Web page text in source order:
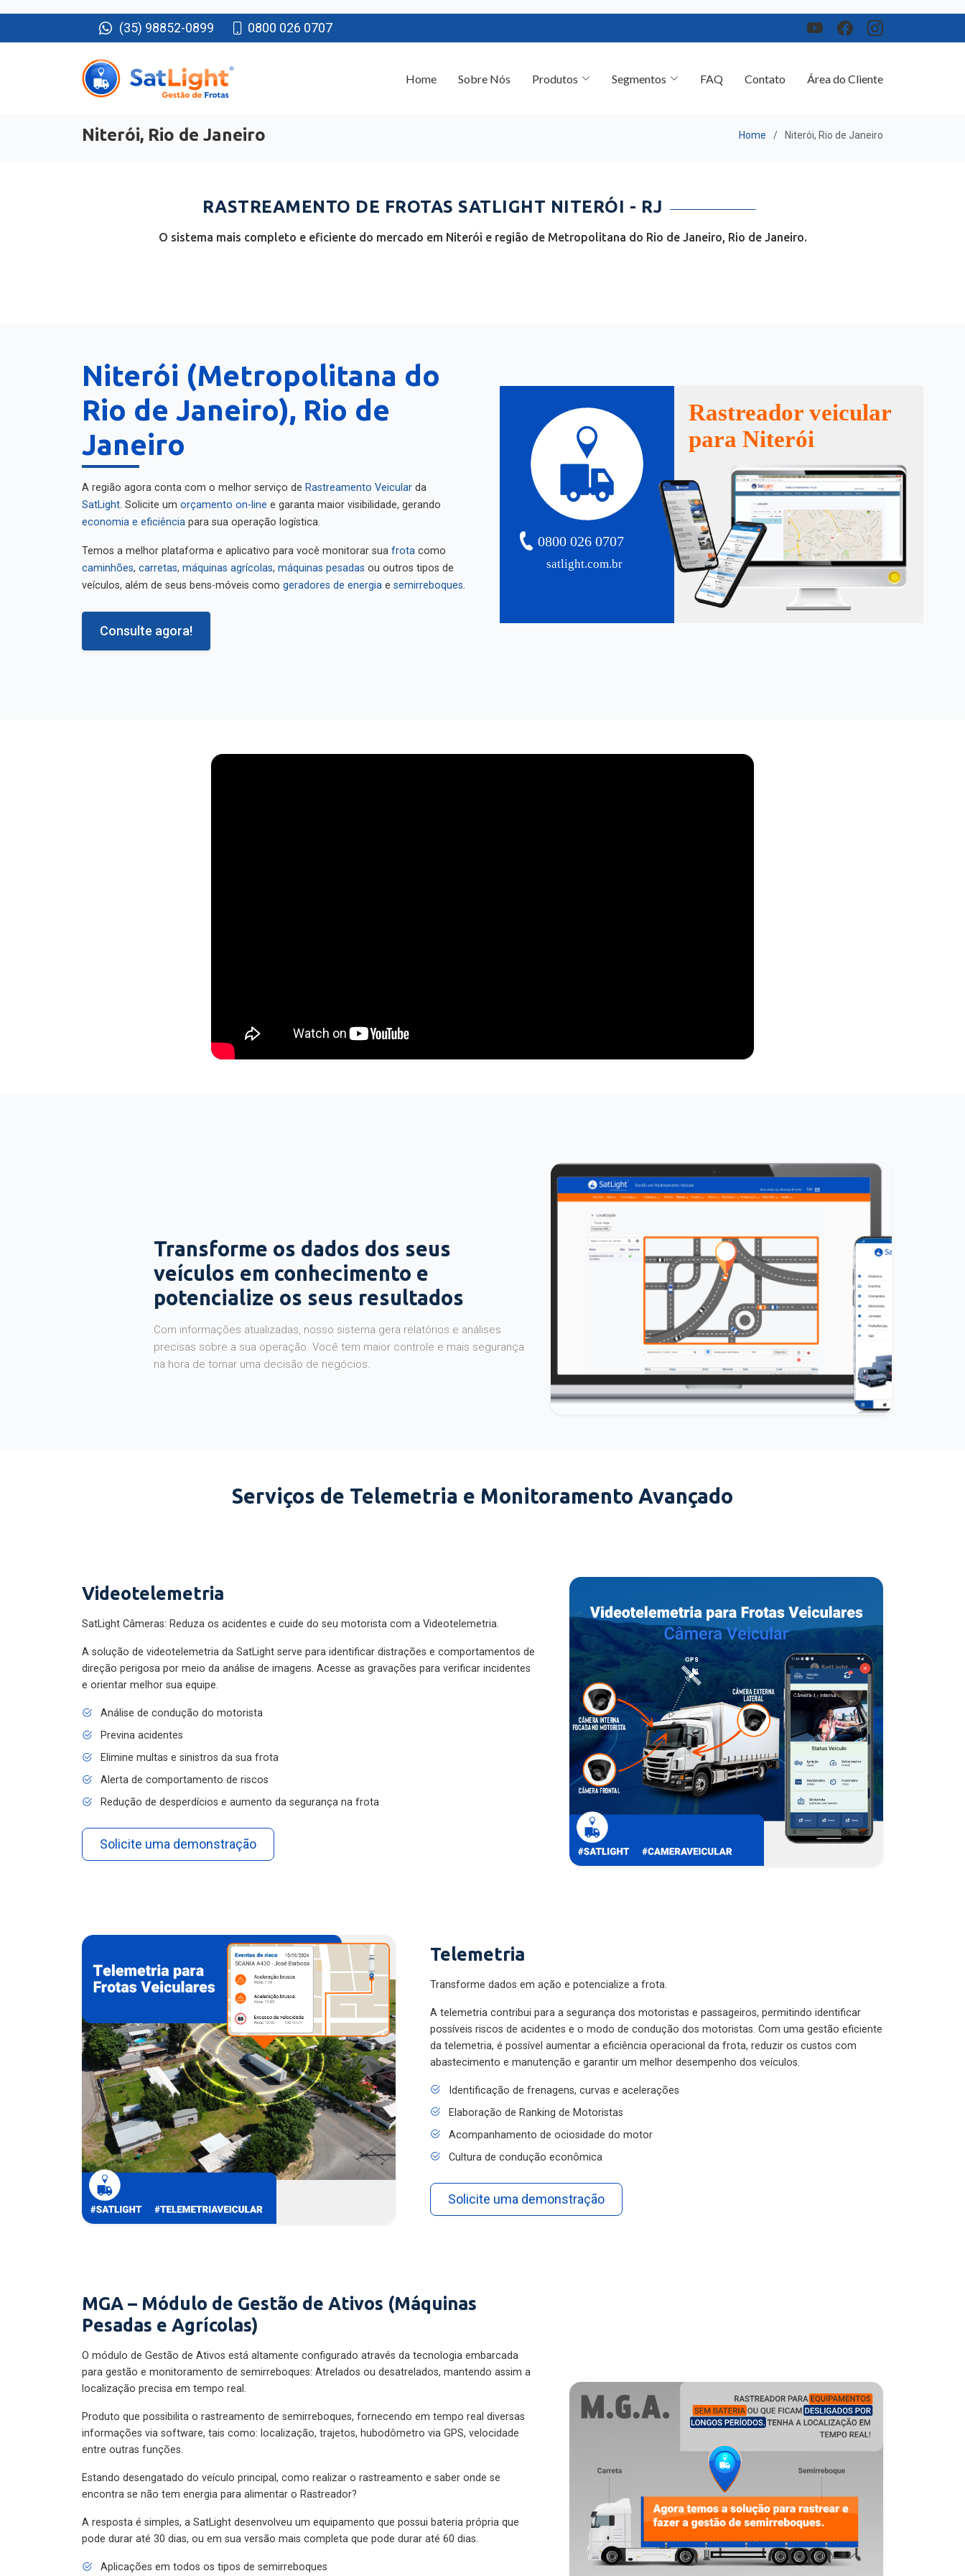
(35) 98852-0899 0800 026 0707
Niterói, Rio de Janeiro
RASTREAMENTO DE FROTAS SATLIGHT NITERÓI - RJ
O sistema mais completo e eficiente do mercado em Niterói e região de Metropolitana do Rio de Janeiro, Rio de Janeiro.
Niterói (Metropolitana do
Rio de Janeiro), Rio de
Janeiro
A região agora conta com o melhor serviço de Rastreamento Veicular
da
SatLight
. Solicite um orçamento on-line
e garanta maior visibilidade, gerando
economia e eficiência
para sua operação logística.
Temos a melhor plataforma e aplicativo para você monitorar sua frota
caminhões
máquinas agrícolas máquinas pesadas
ou outros tipos de
veículos, além de seus bens-móveis como
geradores de energia semirreboques
Consulte agora!
satlight.com.br
0800 026 0707
Rastreador veicular
para Niterói
Transforme os dados dos seus
veículos em conhecimento e
potencialize os seus resultados
Com informações atualizadas, nosso sistema gera relatórios e análises
precisas sobre a sua operação. Você tem maior controle e mais segurança
na hora de tomar uma decisão de negócios.
Serviços de Telemetria e Monitoramento Avançado
Videotelemetria
SatLight Câmeras: Reduza os acidentes e cuide do seu motorista com a Videotelemetria.
A solução de videotelemetria da SatLight serve para identificar distrações e comportamentos de
direção perigosa por meio da análise de imagens. Acesse as gravações para verificar incidentes
e orientar melhor sua equipe.
Análise de condução do motorista
Previna acidentes
Elimine multas e sinistros da sua frota
Alerta de comportamento de riscos
Redução de desperdícios e aumento da segurança na frota
Solicite uma demonstração
Telemetria
Transforme dados em ação e potencialize a frota.
A telemetria contribui para a segurança dos motoristas e passageiros, permitindo identificar
possíveis riscos de acidentes e o modo de condução dos motoristas. Com uma gestão eficiente
da telemetria, é possível aumentar a eficiência operacional da frota, reduzir os custos com
abastecimento e manutenção e garantir um melhor desempenho dos veículos.
Identificação de frenagens, curvas e acelerações
Elaboração de Ranking de Motoristas
Acompanhamento de ociosidade do motor
Cultura de condução econômica
Solicite uma demonstração
MGA – Módulo de Gestão de Ativos (Máquinas
Pesadas e Agrícolas)
O módulo de Gestão de Ativos está altamente configurado através da tecnologia embarcada
para gestão e monitoramento de semirreboques: Atrelados ou desatrelados, mantendo assim a
localização precisa em tempo real.
Produto que possibilita o rastreamento de semirreboques, fornecendo em tempo real diversas
informações via software, tais como: localização, trajetos, hubodômetro via GPS, velocidade
entre outras funções.
Estando desengatado do veículo principal, como realizar o rastreamento e saber onde se
encontra se não tem energia para alimentar o Rastreador?
A resposta é simples, a SatLight desenvolveu um equipamento que possui bateria própria que
pode durar até 30 dias, ou em sua versão mais completa que pode durar até 60 dias.
Aplicações em todos os tipos de semirreboques